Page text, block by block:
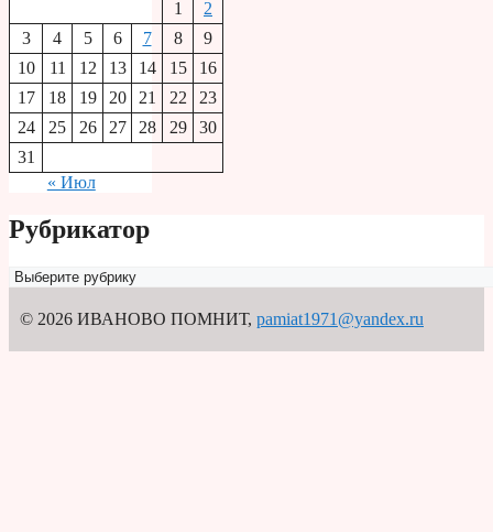
1
2
3
4 5 6 7 8
9
10
11 12 13 14 15
16
17
18 19 20 21 22
23
24
25 26 27 28 29
30
31
« Июл
Рубрикатор
Рубрикатор
© 2026 ИВАНОВО ПОМНИТ, pamiat1971@yandex.ru